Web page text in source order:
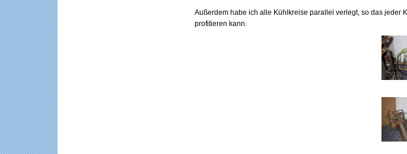
Außerdem habe ich alle Kühlkreise parallel verlegt, so das jeder
profitieren kann.